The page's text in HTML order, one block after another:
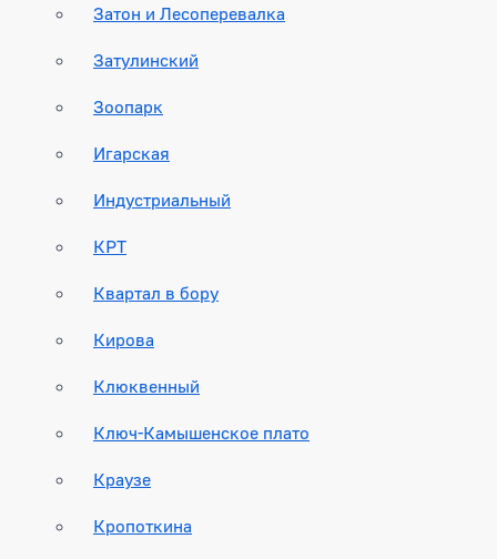
Затон и Лесоперевалка
Затулинский
Зоопарк
Игарская
Индустриальный
КРТ
Квартал в бору
Кирова
Клюквенный
Ключ-Камышенское плато
Краузе
Кропоткина